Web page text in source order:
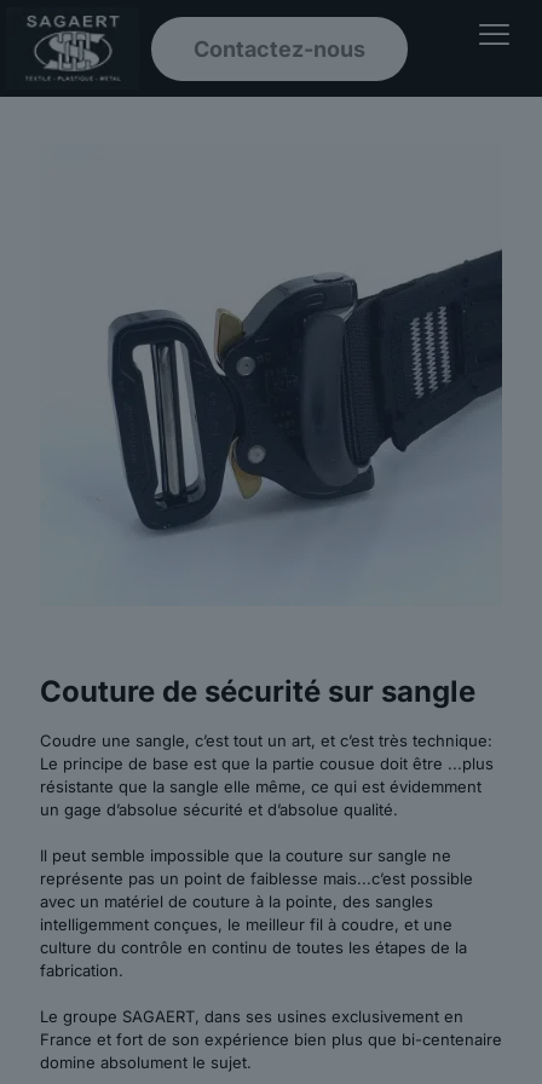
Contactez-nous
Couture de sécurité sur sangle
Coudre une sangle, c’est tout un art, et c’est très technique:
Le principe de base est que la partie cousue doit être ...plus
résistante que la sangle elle même, ce qui est évidemment
un gage d’absolue sécurité et d’absolue qualité.
Il peut semble impossible que la couture sur sangle ne
représente pas un point de faiblesse mais...c’est possible
avec un matériel de couture à la pointe, des sangles
intelligemment conçues, le meilleur fil à coudre, et une
culture du contrôle en continu de toutes les étapes de la
fabrication.
Le groupe SAGAERT, dans ses usines exclusivement en
France et fort de son expérience bien plus que bi-centenaire
domine absolument le sujet.